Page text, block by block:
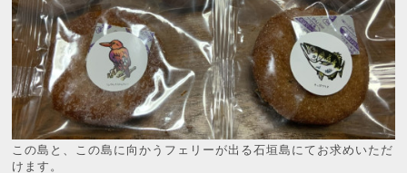
この島と、この島に向かうフェリーが出る石垣島にてお求めいただ
けます。